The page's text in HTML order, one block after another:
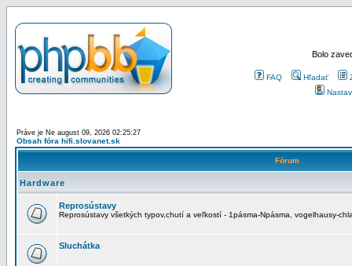
Bolo
FAQ Hľadať
Práve je Ne august 09, 2026 02:25:27
Obsah fóra hifi.slovanet.sk
Fórum
Hardware
Reprosústavy
Reprosústavy všetkých typov,chutí a veľkostí - 1pásma-Npásma, vogelhausy-
Sluchátka